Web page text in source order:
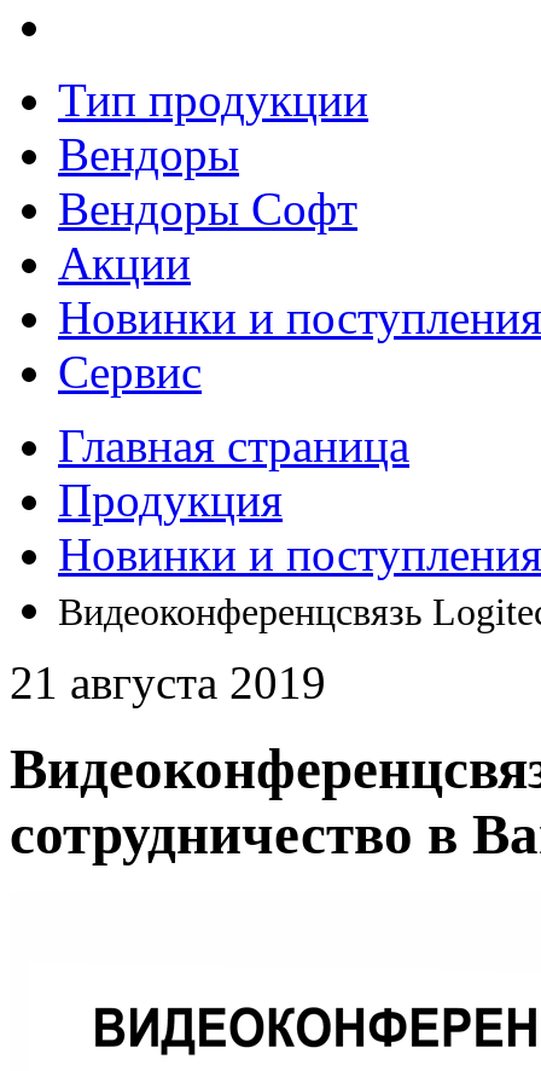
Тип продукции
Вендоры
Вендоры Софт
Акции
Новинки и поступления
Сервис
Главная страница
Продукция
Новинки и поступления
Видеоконференцсвязь
21 августа 2019
сотрудничество в